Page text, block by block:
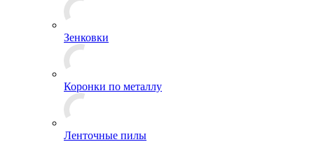
Зенковки
Коронки по металлу
Ленточные пилы